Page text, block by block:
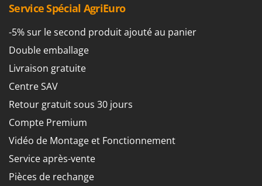
Robomow
Rossofuoco
Rover Pompe
Royal Food
Ryobi
S
S.T.P.
Santos
Sbaraglia
Service Spécial AgriEuro
-5% sur le second produit ajouté au panier
Double emballage
Livraison gratuite
Centre SAV
Retour gratuit sous 30 jours
Compte Premium
Vidéo de Montage et Fonctionnement
Service après-vente
Pièces de rechange